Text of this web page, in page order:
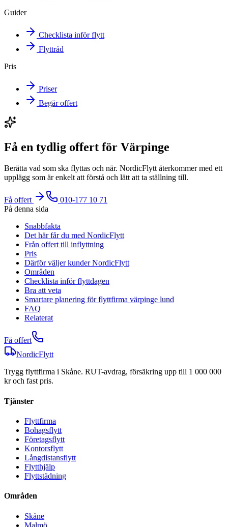
Guider
Checklista inför flytt
Flyttråd
Pris
Priser
Begär offert
Få en tydlig offert för Värpinge
Berätta vad som ska flyttas och när. NordicFlytt återkommer med ett
upplägg som är enkelt att förstå och lätt att ta ställning till.
Få offert
010-177 10 71
På denna sida
Snabbfakta
Det här får du med NordicFlytt
Från offert till inflyttning
Pris
Därför väljer kunder NordicFlytt
Områden
Checklista inför flyttdagen
Bra att veta
Smartare planering för flyttfirma värpinge lund
FAQ
Relaterat
Få offert
NordicFlytt
Trygg flyttfirma i Skåne. RUT-avdrag, försäkring upp till 1 000 000
kr och fast pris.
Tjänster
Flyttfirma
Bohagsflytt
Företagsflytt
Kontorsflytt
Långdistansflytt
Flytthjälp
Flyttstädning
Områden
Skåne
Malmö